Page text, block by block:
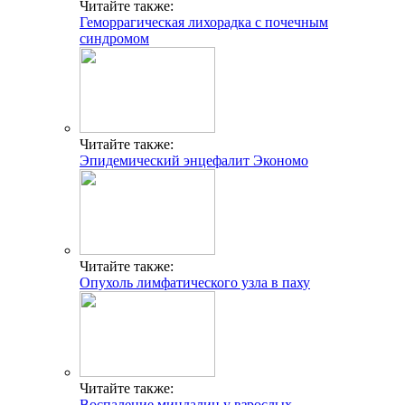
Читайте также:
Геморрагическая лихорадка с почечным
синдромом
Читайте также:
Эпидемический энцефалит Экономо
Читайте также:
Опухоль лимфатического узла в паху
Читайте также: